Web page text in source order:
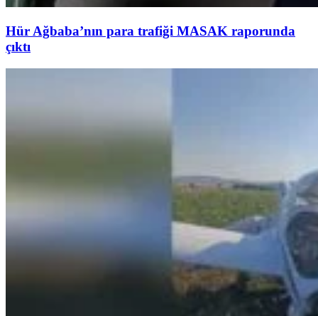
Hür Ağbaba’nın para trafiği MASAK raporunda
çıktı